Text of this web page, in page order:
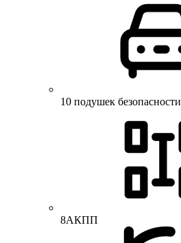
10 подушек безопасности
8АКПП